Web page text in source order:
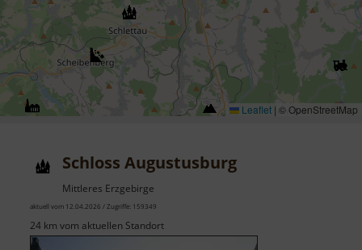
Leaflet | © OpenStreetMap
Schloss Augustusburg
Mittleres Erzgebirge
aktuell vom 12.04.2026 / Zugriffe: 159349
24 km vom aktuellen Standort